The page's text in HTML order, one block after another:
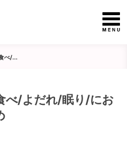
べ/...
べ/よだれ/眠り/にお